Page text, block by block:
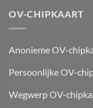
OV-CHIPKAART
Anonieme OV-
Persoonlijke OV-
Wegwerp OV-